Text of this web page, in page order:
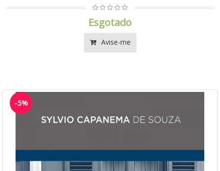
Esgotado
Avise-me
-5%